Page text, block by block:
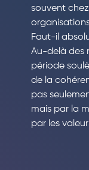
souvent
Faut-il
Au-delà des
période
de la
pas
mais par la
par les